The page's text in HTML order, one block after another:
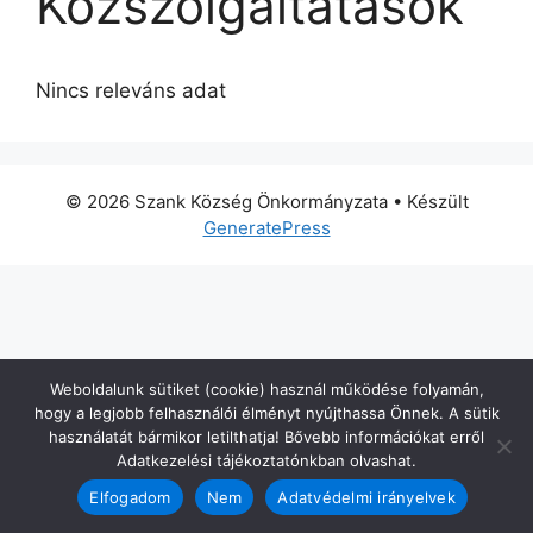
Nincs releváns adat
© 2026 Szank Község Önkormányzata• Készült
GeneratePress
Weboldalunk sütiket (cookie) használ működése folyamán,
hogy a legjobb felhasználói élményt nyújthassa Önnek. A sütik
használatát bármikor letilthatja! Bővebb információkat erről
Adatkezelési tájékoztatónkban olvashat.
Elfogadom
Nem Adatvédelmi irányelvek